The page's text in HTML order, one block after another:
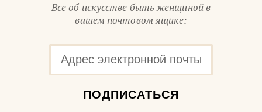
Все об искусстве быть женщиной в
вашем почтовом ящике:
ПОДПИСАТЬСЯ